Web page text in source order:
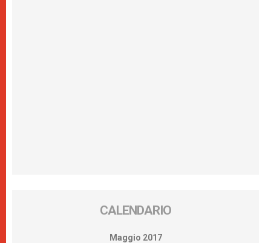
CALENDARIO
Maggio 2017